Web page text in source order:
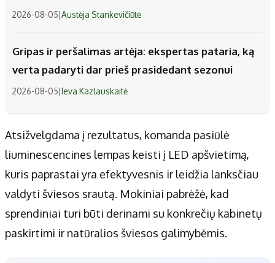
2026-08-05|Austėja Stankevičiūtė
Gripas ir peršalimas artėja: ekspertas pataria, ką
verta padaryti dar prieš prasidedant sezonui
2026-08-05|Ieva Kazlauskaitė
Atsižvelgdama į rezultatus, komanda pasiūlė
liuminescencines lempas keisti į LED apšvietimą,
kuris paprastai yra efektyvesnis ir leidžia lanksčiau
valdyti šviesos srautą. Mokiniai pabrėžė, kad
sprendiniai turi būti derinami su konkrečių kabinetų
paskirtimi ir natūralios šviesos galimybėmis.